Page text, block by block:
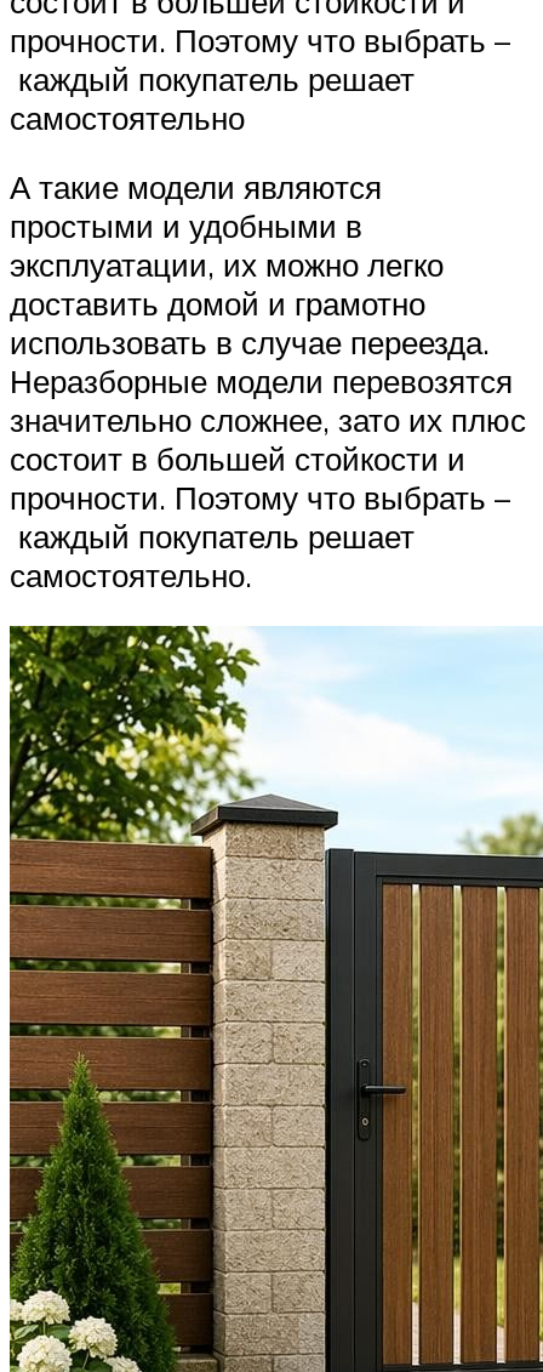
прочности. Поэтому что выбрать –
каждый покупатель решает
самостоятельно
А такие модели являются
простыми и удобными в
эксплуатации, их можно легко
доставить домой и грамотно
использовать в случае переезда.
Неразборные модели перевозятся
значительно сложнее, зато их плюс
состоит в большей стойкости и
прочности. Поэтому что выбрать –
каждый покупатель решает
самостоятельно.